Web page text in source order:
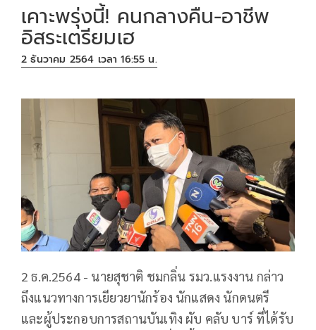
เคาะพรุ่งนี้! คนกลางคืน-อาชีพ
อิสระเตรียมเฮ
2 ธันวาคม 2564 เวลา 16:55 น.
2 ธ.ค.2564 - นายสุชาติ ชมกลิ่น รมว.แรงงาน กล่าว
ถึงแนวทางการเยียวยานักร้อง นักแสดง นักดนตรี
และผู้ประกอบการสถานบันเทิง ผับ คลับ บาร์ ที่ได้รับ